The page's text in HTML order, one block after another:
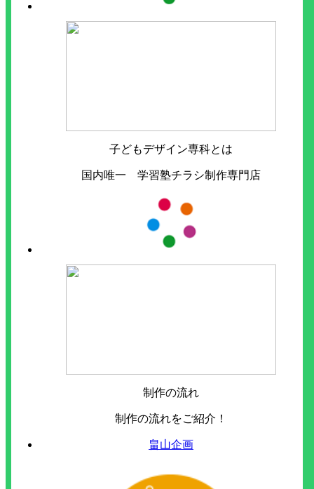
子どもデザイン専科とは
国内唯一 学習塾チラシ制作専門店
制作の流れ
制作の流れをご紹介！
畠山企画